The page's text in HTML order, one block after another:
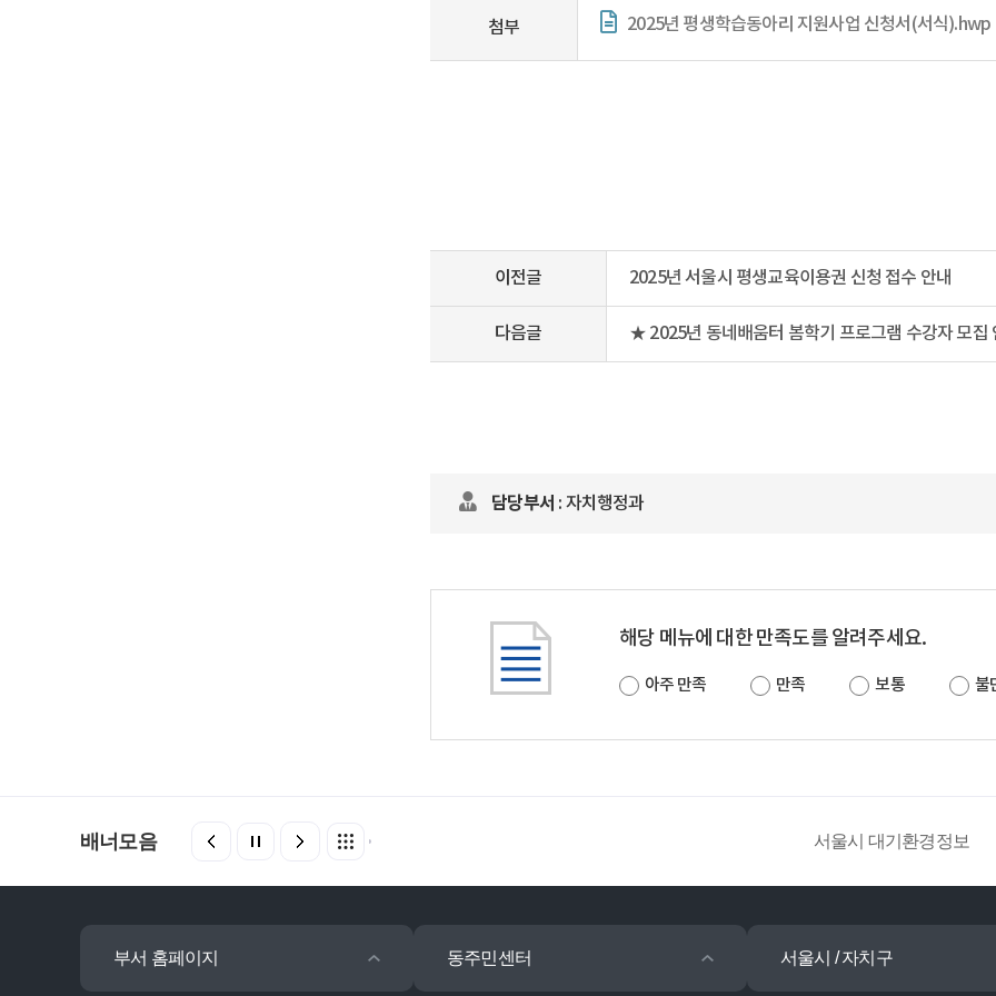
첨부 2025년 평생학습동아리 지원사업 신청서(서식).hwp
이전글 2025년 서울시 평생교육이용권 신청 접수 안내
다음글 ★ 2025년 동네배움터 봄학기 프로그램 수강자 모
담당부서 : 자치행정과
해당 메뉴에 대한 만족도를 알려주세요.
아주 만족 만족 보통 불
배너모음 서울시 대기환경정보
부서 홈페이지 동주민센터 서울시 / 자치구